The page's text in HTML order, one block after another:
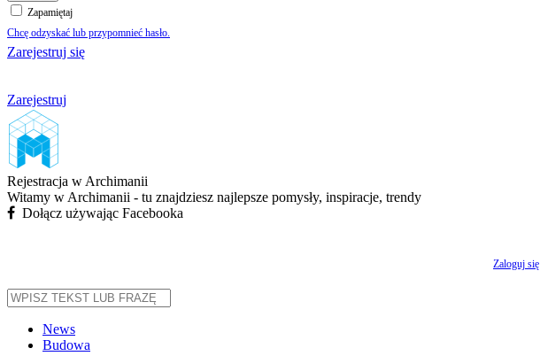
Zapamiętaj
Chcę odzyskać lub przypomnieć hasło.
Zarejestruj się
Zarejestruj
Rejestracja w Archimanii
Witamy w Archimanii - tu znajdziesz najlepsze pomysły, inspiracje, trendy
Dołącz używając Facebooka
Zaloguj się
News
Budowa